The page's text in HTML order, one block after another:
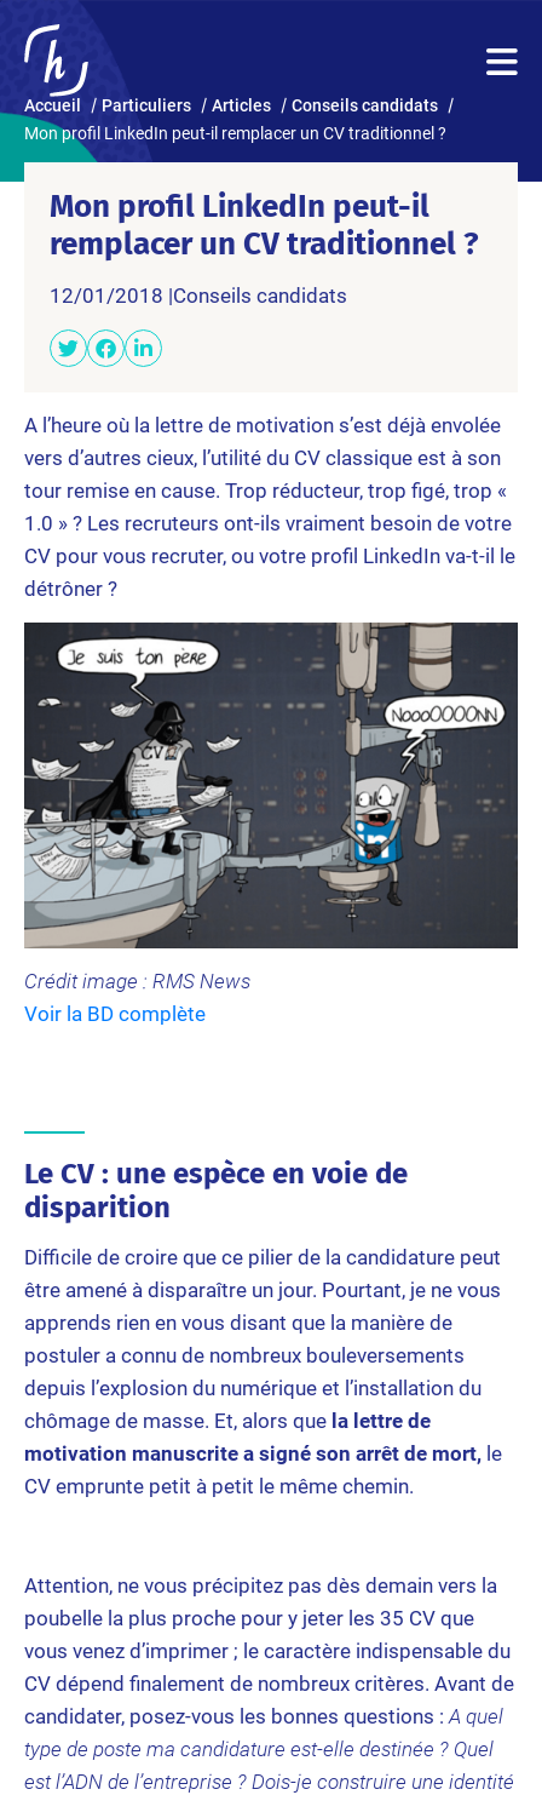
Accueil Particuliers Articles
Conseils candidats
Mon profil LinkedIn peut-il remplacer un CV traditionnel ?
Mon profil LinkedIn peut-il
remplacer un CV traditionnel ?
12/01/2018 |Conseils candidats
A l’heure où la lettre de motivation s’est déjà envolée
vers d’autres cieux, l’utilité du CV classique est à son
tour remise en cause. Trop réducteur, trop figé, trop «
1.0 » ? Les recruteurs ont-ils vraiment besoin de votre
CV pour vous recruter, ou votre profil LinkedIn va-t-il le
détrôner ?
C‍rédit image : RMS News
Voir la BD complète
Le CV : une espèce en voie de
disparition
Difficile de croire que ce pilier de la candidature peut
être amené à disparaître un jour. Pourtant, je ne vous
apprends rien en vous disant que la manière de
postuler a connu de nombreux bouleversements
depuis l’explosion du numérique et l’installation du
chômage de masse. Et, alors que la lettre de
motivation manuscrite a signé son arrêt de mort, le
CV emprunte petit à petit le même chemin.
Attention, ne vous précipitez pas dès demain vers la
poubelle la plus proche pour y jeter les 35 CV que
vous venez d’imprimer ; le caractère indispensable du
CV dépend finalement de nombreux critères. Avant de
candidater, posez-vous les bonnes questions : A quel
type de poste ma candidature est-elle destinée ? Quel
est l’ADN de l’entreprise ? Dois-je construire une identité